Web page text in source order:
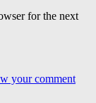
for the next
your comment